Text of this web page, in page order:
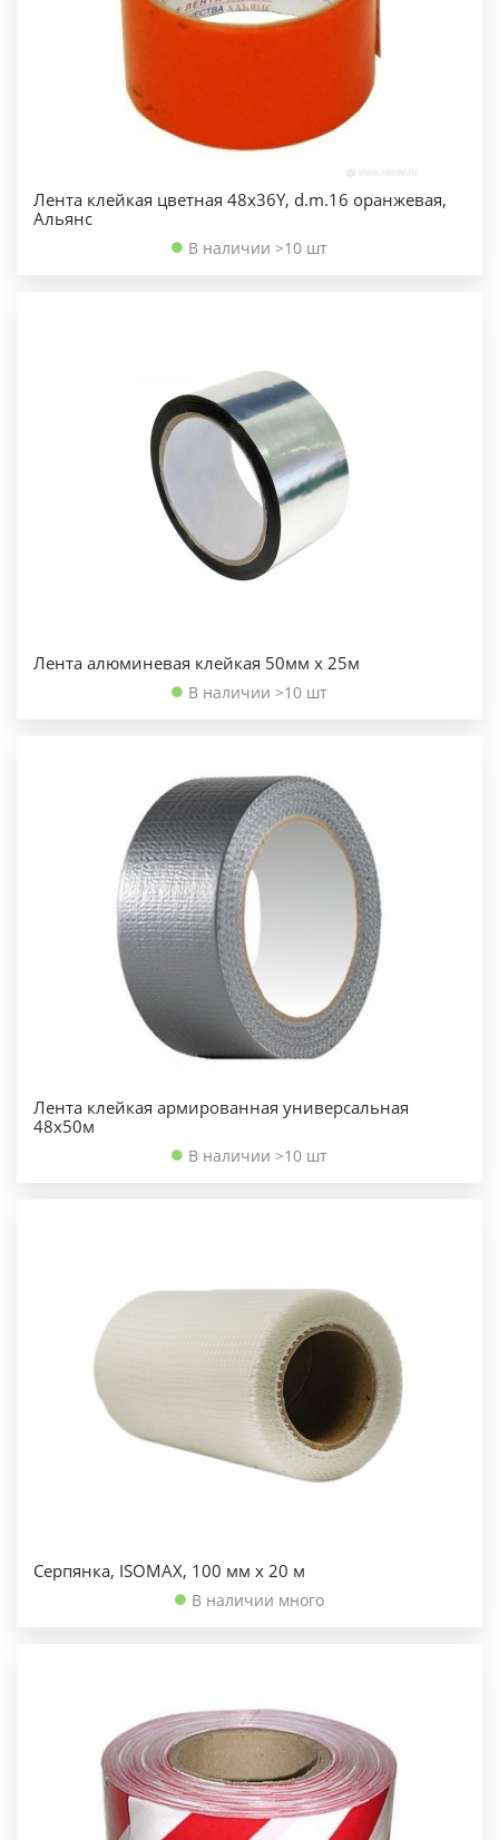
Лента клейкая цветная 48х36Y, d.m.16 оранжевая,
Альянс
В наличии >10 шт
Лента алюминевая клейкая 50мм х 25м
В наличии >10 шт
Лента клейкая армированная универсальная
48х50м
В наличии >10 шт
Серпянка, ISOMAX, 100 мм х 20 м
В наличии много